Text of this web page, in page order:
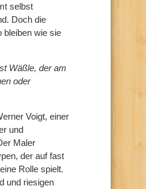
selbst
Doch die
bleiben wie sie
Wäßle, der am
oder
Voigt, einer
und
Maler
der auf fast
Rolle spielt.
und riesigen